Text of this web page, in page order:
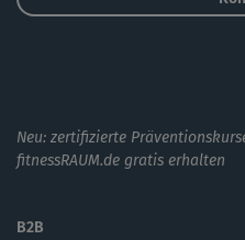
Neu: zertifizierte
fitnessRAUM.de gratis erhalten
B2B